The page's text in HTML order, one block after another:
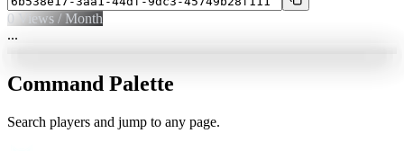
0 Views / Month
...
Command Palette
Search players and jump to any page.